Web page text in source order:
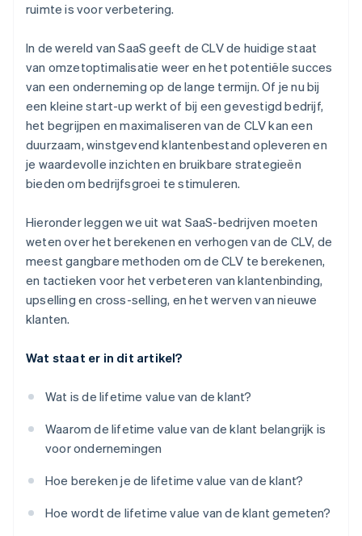
ruimte is voor verbetering.
In de wereld van SaaS geeft de CLV de huidige staat
van omzetoptimalisatie weer en het potentiële succes
van een onderneming op de lange termijn. Of je nu bij
een kleine start-up werkt of bij een gevestigd bedrijf,
het begrijpen en maximaliseren van de CLV kan een
duurzaam, winstgevend klantenbestand opleveren en
je waardevolle inzichten en bruikbare strategieën
bieden om bedrijfsgroei te stimuleren.
Hieronder leggen we uit wat SaaS-bedrijven moeten
weten over het berekenen en verhogen van de CLV, de
meest gangbare methoden om de CLV te berekenen,
en tactieken voor het verbeteren van klantenbinding,
upselling en cross-selling, en het werven van nieuwe
klanten.
Wat staat er in dit artikel?
Wat is de lifetime value van de klant?
Waarom de lifetime value van de klant belangrijk is
voor ondernemingen
Hoe bereken je de lifetime value van de klant?
Hoe wordt de lifetime value van de klant gemeten?